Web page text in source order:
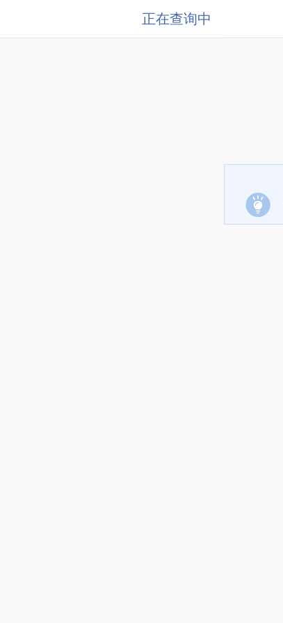
正在查询中